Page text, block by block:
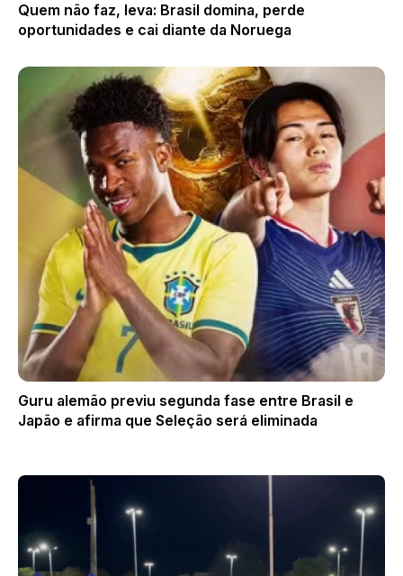
Quem não faz, leva: Brasil domina, perde
oportunidades e cai diante da Noruega
Guru alemão previu segunda fase entre Brasil e
Japão e afirma que Seleção será eliminada